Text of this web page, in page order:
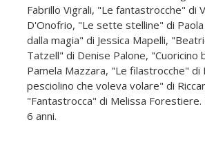
Fabrillo Vigrali, "Le fantastrocche" di
D'Onofrio, "Le sette stelline" di Paola
dalla magia" di Jessica Mapelli,
Tatzell" di Denise Palone, "Cuoricino
Pamela Mazzara, "Le filastrocche" di
pesciolino che voleva volare" di
"Fantastrocca" di Melissa
6 anni.